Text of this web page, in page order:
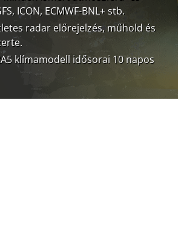
ICON, ECMWF-BNL+ stb.
radar előrejelzés, műhold és
klímamodell idősorai 10 napos